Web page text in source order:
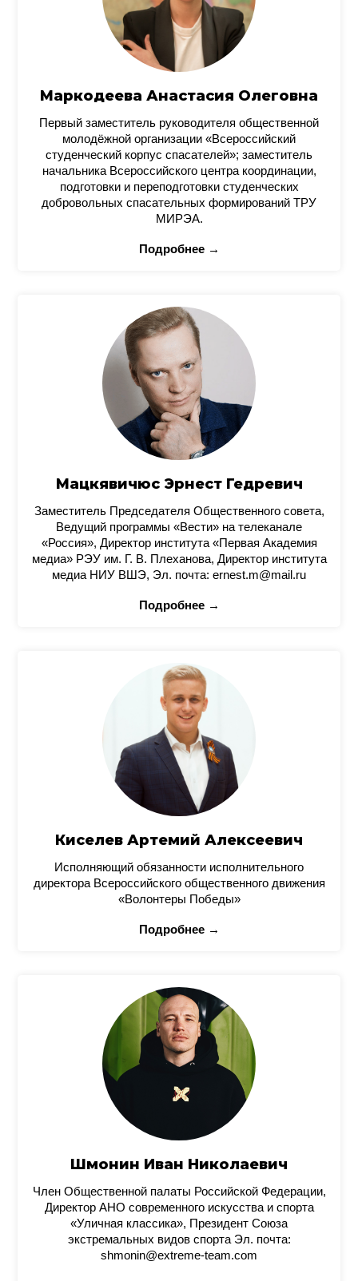
Маркодеева Анастасия Олеговна
Первый заместитель руководителя общественной
молодёжной организации «Всероссийский
студенческий корпус спасателей»; заместитель
начальника Всероссийского центра координации,
подготовки и переподготовки студенческих
добровольных спасательных формирований ТРУ
МИРЭА.
Подробнее →
Мацкявичюс Эрнест Гедревич
Заместитель Председателя Общественного совета,
Ведущий программы «Вести» на телеканале
«Россия», Директор института «Первая Академия
медиа» РЭУ им. Г. В. Плеханова, Директор института
медиа НИУ ВШЭ, Эл. почта: ernest.m@mail.ru
Подробнее →
Киселев Артемий Алексеевич
Исполняющий обязанности исполнительного
директора Всероссийского общественного движения
«Волонтеры Победы»
Подробнее →
Шмонин Иван Николаевич
Член Общественной палаты Российской Федерации,
Директор АНО современного искусства и спорта
«Уличная классика», Президент Союза
экстремальных видов спорта Эл. почта:
shmonin@extreme-team.com